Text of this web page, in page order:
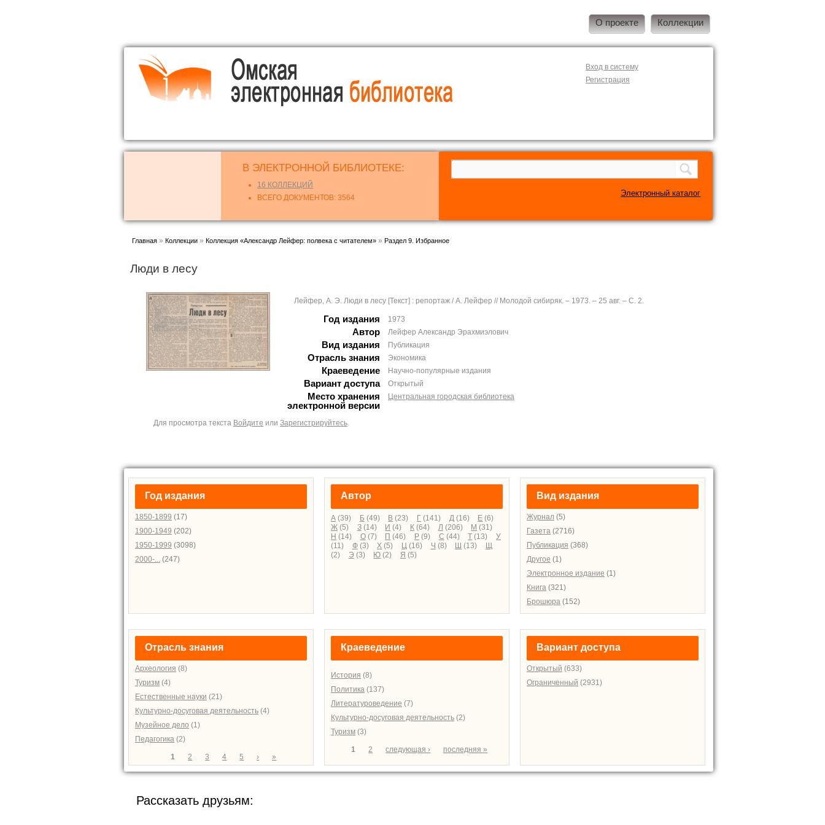
О проекте Коллекции
Вход в систему
Регистрация
В ЭЛЕКТРОННОЙ БИБЛИОТЕКЕ:
16 КОЛЛЕКЦИЙ
ВСЕГО ДОКУМЕНТОВ: 3564
Электронный каталог
Вы здесь
Главная »Коллекции »Коллекция «Александр Лейфер: полвека с читателем» »Раздел 9. Избранное
Люди в лесу
Лейфер, А. Э. Люди в лесу [Текст] : репортаж / А. Лейфер // Молодой сибиряк. – 1973. – 25 авг. – С. 2.
Год издания 1973
Автор Лейфер Александр Эрахмиэлович
Вид издания Публикация
Отрасль знания Экономика
Краеведение Научно-популярные издания
Вариант доступа Открытый
Место хранения
электронной версии
Центральная городская библиотека
Для просмотра текста Войдите или Зарегистрируйтесь.
Год издания
1850-1899 (17)
1900-1949 (202)
1950-1999 (3098)
2000-... (247)
Автор
А (39) Б(49) В (23) Г(141) Д(16) Е (6)
Ж (5) З(14) И (4) К(64) Л (206) М (31)
Н (14) О(7) П (46) Р(9) С (44) Т (13)
У
(11)
Ф(3) Х (5) Ц(16) Ч (8) Ш (13)
Щ
(2)
Э (3) Ю (2) Я (5)
Вид издания
Журнал (5)
Газета (2716)
Публикация (368)
Другое (1)
Электронное издание (1)
Книга (321)
Брошюра (152)
Отрасль знания
Археология (8)
Туризм (4)
Естественные науки (21)
Культурно-досуговая деятельность (4)
Музейное дело (1)
Педагогика (2)
Страницы
1 2 3 4 5 › »
Краеведение
История (8)
Политика (137)
Литературоведение (7)
Культурно-досуговая деятельность (2)
Туризм (3)
Страницы
1 2 следующая › последняя »
Вариант доступа
Открытый (633)
Ограниченный (2931)
Рассказать друзьям: